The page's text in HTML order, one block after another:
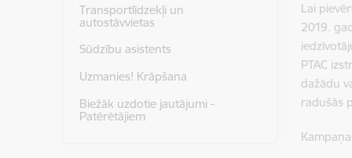
Transportlīdzekļi un
autostāvvietas
Sūdzību asistents
Uzmanies! Krāpšana
Biežāk uzdotie jautājumi -
Patērētājiem
Lai
2019.
PTAC
dažādu
radušās